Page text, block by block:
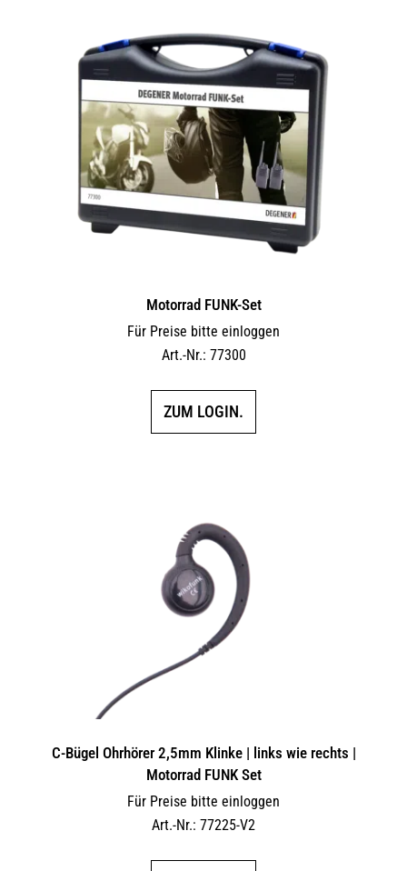
Motorrad FUNK-Set
Für Preise bitte einloggen
Art.-Nr.: 77300
ZUM LOGIN.
C-Bügel Ohrhörer 2,5mm Klinke | links wie rechts |
Motorrad FUNK Set
Für Preise bitte einloggen
Art.-Nr.: 77225-V2